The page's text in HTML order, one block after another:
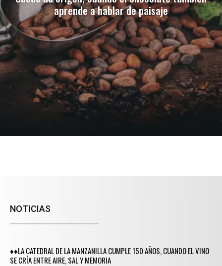
aprende a hablar de paisaje
NOTICIAS
♦♦LA CATEDRAL DE LA MANZANILLA CUMPLE 150 AÑOS, CUANDO EL VINO
SE CRÍA ENTRE AIRE, SAL Y MEMORIA